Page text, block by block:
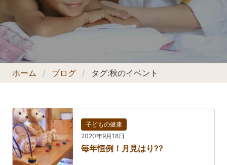
ホーム ブログ タグ:秋のイベント
子どもの健康
2020年9月18日
毎年恒例！月見はり??